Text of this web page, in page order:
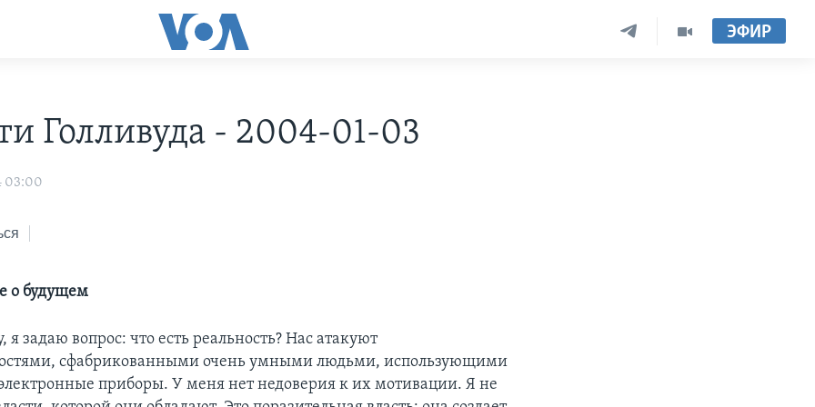
ЭФИР
Голливуда - 2004-01-03
03:00
о будущем
я задаю вопрос: что есть реальность? Нас атакуют
сфабрикованными очень умными людьми, использующими
приборы. У меня нет недоверия к их мотивации. Я не